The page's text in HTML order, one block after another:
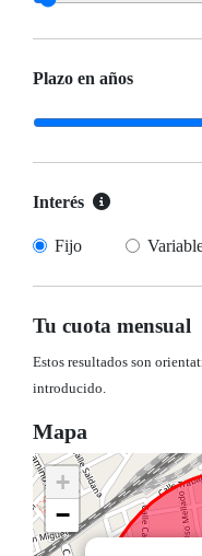
Plazo en años
Interés
Fijo
Tu cuota mensual
Estos resultados son
introducido.
Mapa
+
−